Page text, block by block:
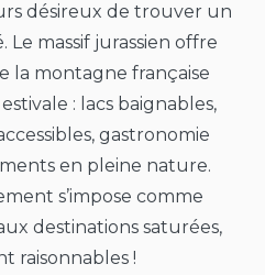
désireux de trouver un
massif jurassien offre
la montagne française
: lacs baignables,
gastronomie
en pleine nature.
s’impose comme
destinations saturées,
raisonnables !